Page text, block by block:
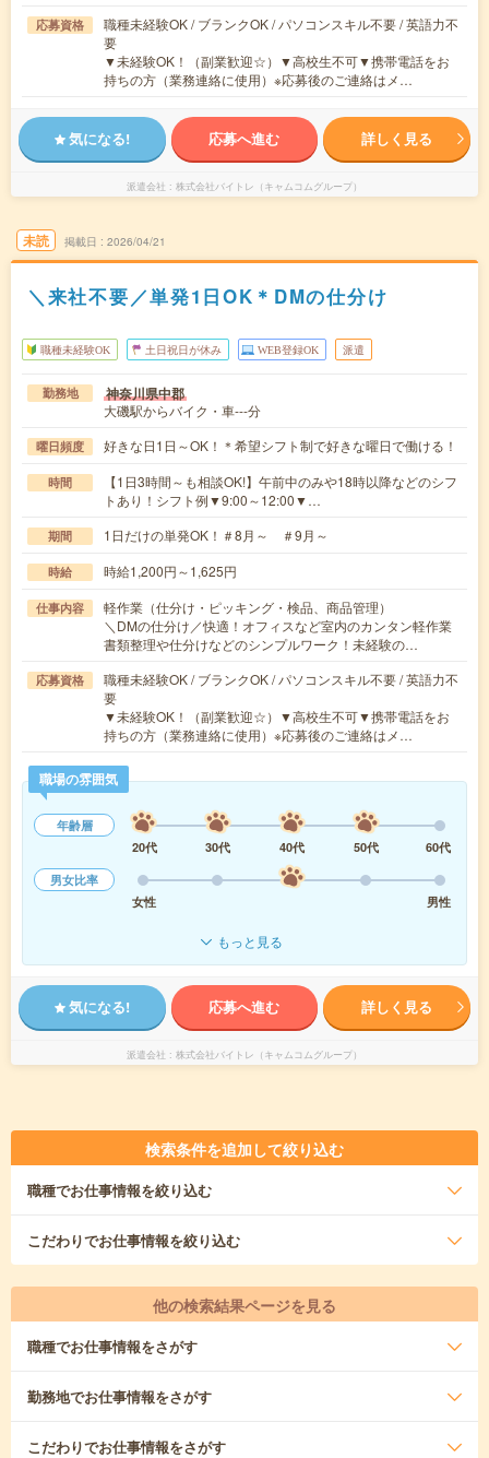
応募資格
職種未経験OK / ブランクOK / パソコンスキル不要 / 英語力不
要
▼未経験OK！（副業歓迎☆）▼高校生不可▼携帯電話をお
持ちの方（業務連絡に使用）※応募後のご連絡はメ…
気になる! 応募へ進む 詳しく見る
派遣会社 株式会社バイトレ（キャムコムグループ）
未読 掲載日 2026/04/21
＼来社不要／単発1日OK＊DMの仕分け
職種未経験OK 土日祝日が休み WEB登録OK 派遣
勤務地 神奈川県中郡
大磯駅からバイク・車---分
曜日頻度 好きな日1日～OK！＊希望シフト制で好きな曜日で働ける！
時間
【1日3時間～も相談OK!】午前中のみや18時以降などのシフ
トあり！シフト例▼9:00～12:00▼…
期間 1日だけの単発OK！＃8月～ ＃9月～
時給 時給1,200円～1,625円
仕事内容
軽作業（仕分け・ピッキング・検品、商品管理）
＼DMの仕分け／快適！オフィスなど室内のカンタン軽作業
書類整理や仕分けなどのシンプルワーク！未経験の…
応募資格
職種未経験OK / ブランクOK / パソコンスキル不要 / 英語力不
要
▼未経験OK！（副業歓迎☆）▼高校生不可▼携帯電話をお
持ちの方（業務連絡に使用）※応募後のご連絡はメ…
職場の雰囲気
年齢層
20代
30代 40代 50代
60代
男女比率
女性
男性
もっと見る
気になる! 応募へ進む 詳しく見る
派遣会社 株式会社バイトレ（キャムコムグループ）
検索条件を追加して絞り込む
職種でお仕事情報を絞り込む
こだわりでお仕事情報を絞り込む
他の検索結果ページを見る
職種でお仕事情報をさがす
勤務地でお仕事情報をさがす
こだわりでお仕事情報をさがす